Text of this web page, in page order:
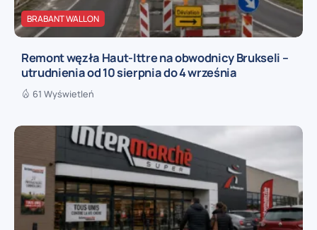
BRABANT WALLON
Remont węzła Haut-Ittre na obwodnicy Brukseli –
utrudnienia od 10 sierpnia do 4 września
61 Wyświetleń